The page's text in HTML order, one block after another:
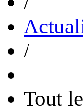
/
Tout